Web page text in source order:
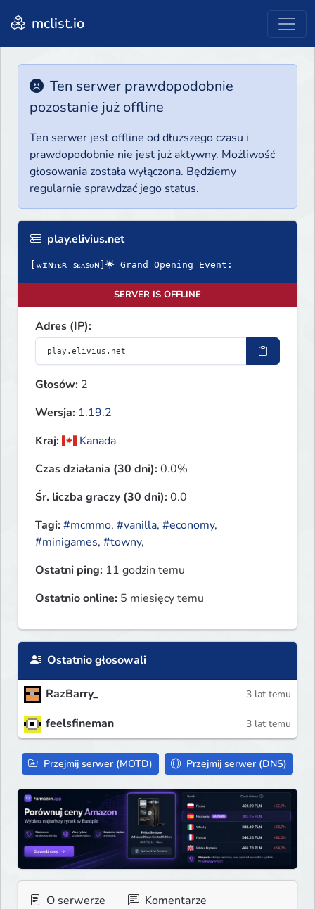
mclist.io
Ten serwer prawdopodobnie
pozostanie już offline
Ten serwer jest offline od dłuższego czasu i
prawdopodobnie nie jest już aktywny. Możliwość
głosowania została wyłączona. Będziemy
regularnie sprawdzać jego status.
play.elivius.net
[ᴡɪɴᴛᴇʀ ꜱᴇᴀꜱᴏɴ]🌟 Grand Opening Event:
SERVER IS OFFLINE
Adres (IP):
Głosów: 2
Wersja: 1.19.2
Kraj:
Kanada
Czas działania (30 dni):0.0%
Śr. liczba graczy (30 dni):0.0
Tagi:#mcmmo, #vanilla, #economy,
#minigames, #towny,
Ostatni ping: 11 godzin temu
Ostatnio online: 5 miesięcy temu
Ostatnio głosowali
RazBarry_ 3 lat temu
feelsfineman 3 lat temu
Przejmij serwer (MOTD) Przejmij serwer (DNS)
O serwerze Komentarze